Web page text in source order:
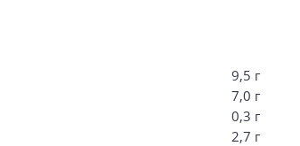
9,5 г
7,0 г
0,3 г
2,7 г